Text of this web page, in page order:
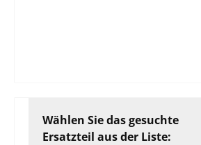
Wählen Sie das gesuchte
Ersatzteil aus der Liste: